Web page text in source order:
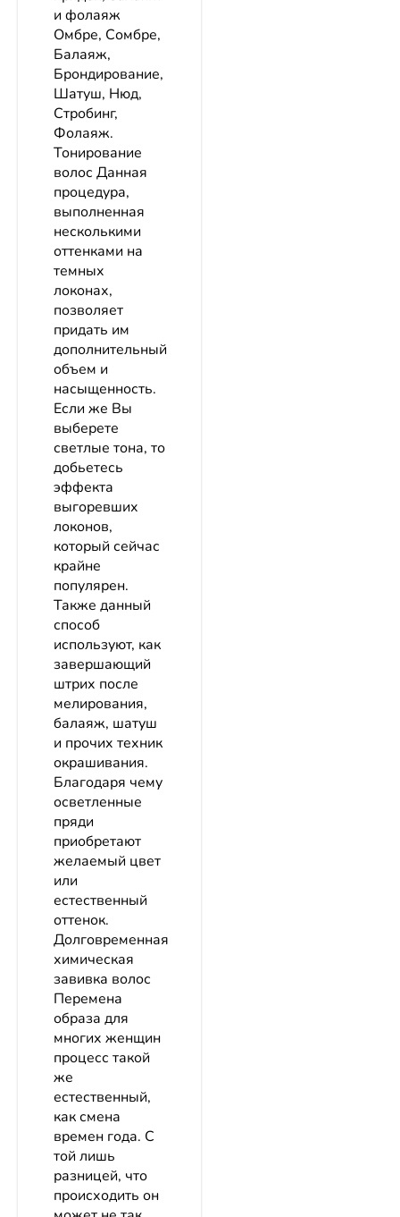
и фолаяж
Омбре, Сомбре,
Балаяж,
Брондирование,
Шатуш, Нюд,
Стробинг,
Фолаяж.
Тонирование
волос Данная
процедура,
выполненная
несколькими
оттенками на
темных
локонах,
позволяет
придать им
дополнительный
объем и
насыщенность.
Если же Вы
выберете
светлые тона, то
добьетесь
эффекта
выгоревших
локонов,
который сейчас
крайне
популярен.
Также данный
способ
используют, как
завершающий
штрих после
мелирования,
балаяж, шатуш
и прочих техник
окрашивания.
Благодаря чему
осветленные
пряди
приобретают
желаемый цвет
или
естественный
оттенок.
Долговременная
химическая
завивка волос
Перемена
образа для
многих женщин
процесс такой
же
естественный,
как смена
времен года. С
той лишь
разницей, что
происходить он